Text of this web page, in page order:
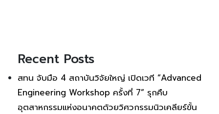
Recent Posts
สทน จับมือ 4 สถาบันวิจัยใหญ่ เปิดเวที “Advanced
Engineering Workshop ครั้งที่ 7” รุกคืบ
อุตสาหกรรมแห่งอนาคตด้วยวิศวกรรมนิวเคลียร์ขั้น